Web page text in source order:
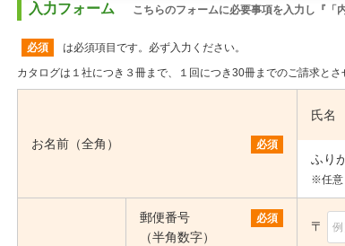
入力フォーム こちらのフォームに必要事項を入力し『「
必須 は必須項目です。必ず入力ください。
カタログは１社につき３冊まで、１回につき30冊までのご請求と
お名前（全角） 必須
氏名
ふり
※任意
郵便番号
（半角数字）
必須
〒